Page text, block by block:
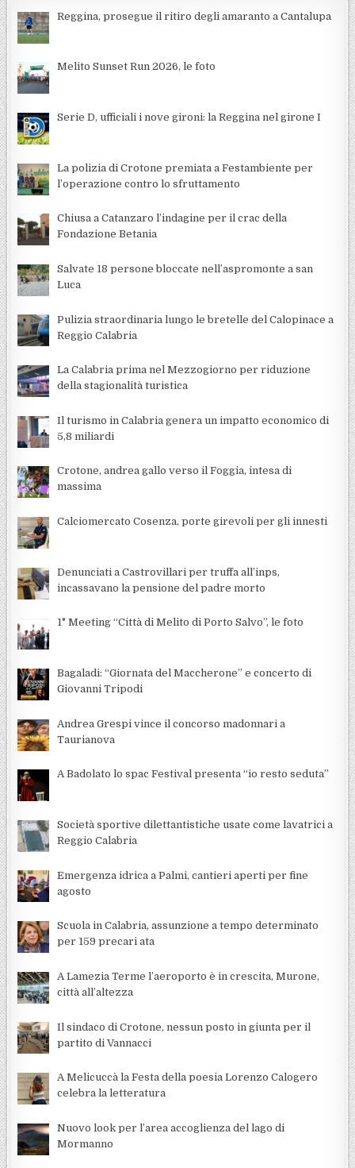
Reggina, prosegue il ritiro degli amaranto a Cantalupa
Melito Sunset Run 2026, le foto
Serie D, ufficiali i nove gironi: la Reggina nel girone I
La polizia di Crotone premiata a Festambiente per
l’operazione contro lo sfruttamento
Chiusa a Catanzaro l’indagine per il crac della
Fondazione Betania
Salvate 18 persone bloccate nell’aspromonte a san
Luca
Pulizia straordinaria lungo le bretelle del Calopinace a
Reggio Calabria
La Calabria prima nel Mezzogiorno per riduzione
della stagionalità turistica
Il turismo in Calabria genera un impatto economico di
5,8 miliardi
Crotone, andrea gallo verso il Foggia, intesa di
massima
Calciomercato Cosenza, porte girevoli per gli innesti
Denunciati a Castrovillari per truffa all’inps,
incassavano la pensione del padre morto
1° Meeting “Città di Melito di Porto Salvo”, le foto
Bagaladi: “Giornata del Maccherone” e concerto di
Giovanni Tripodi
Andrea Grespi vince il concorso madonnari a
Taurianova
A Badolato lo spac Festival presenta “io resto seduta”
Società sportive dilettantistiche usate come lavatrici a
Reggio Calabria
Emergenza idrica a Palmi, cantieri aperti per fine
agosto
Scuola in Calabria, assunzione a tempo determinato
per 159 precari ata
A Lamezia Terme l’aeroporto è in crescita, Murone,
città all’altezza
Il sindaco di Crotone, nessun posto in giunta per il
partito di Vannacci
A Melicuccà la Festa della poesia Lorenzo Calogero
celebra la letteratura
Nuovo look per l’area accoglienza del lago di
Mormanno